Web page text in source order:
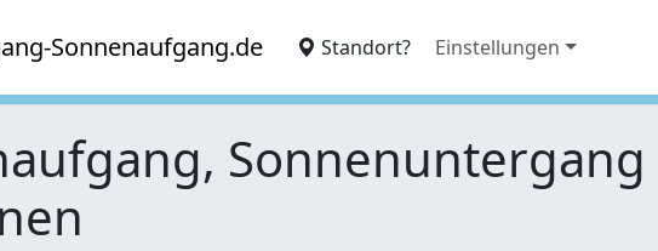
Sonnenaufgang.de Standort? Einstellungen